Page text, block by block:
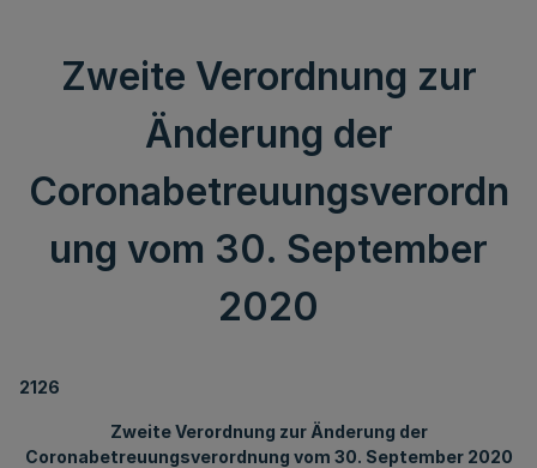
Zweite Verordnung zur
Änderung der
Coronabetreuungsverordn
ung vom 30. September
2020
2126
Zweite Verordnung zur Änderung der
Coronabetreuungsverordnung vom 30. September 2020